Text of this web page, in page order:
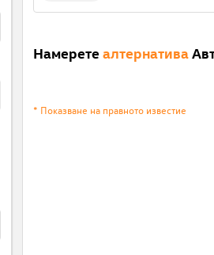
Намерете алтернатива
* Показване на правното известие